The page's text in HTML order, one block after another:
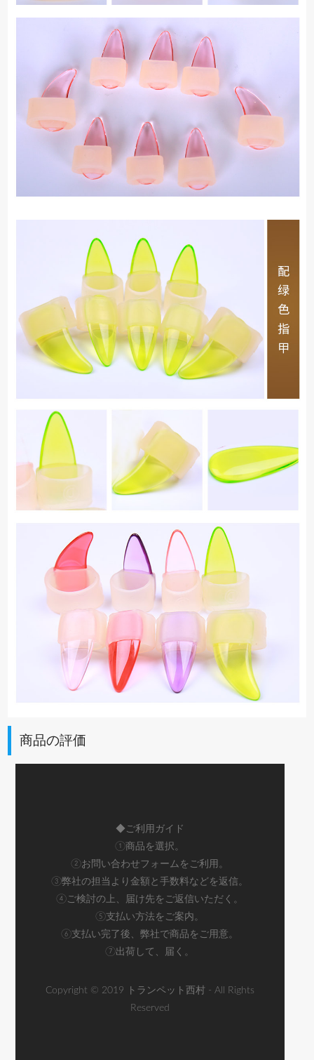
商品の評価
◆ご利用ガイド
①商品を選択。
②お問い合わせフォームをご利用。
③弊社の担当より金額と手数料などを返信。
④ご検討の上、届け先をご返信いただく。
⑤支払い方法をご案内。
⑥支払い完了後、弊社で商品をご用意。
⑦出荷して、届く。
Copyright © 2019 トランペット西村 - All Rights
Reserved